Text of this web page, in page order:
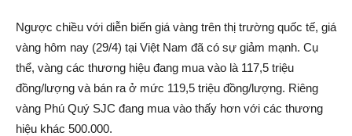
Ngược chiều với diễn biến giá vàng trên thị trường quốc tế, giá
vàng hôm nay (29/4) tại Việt Nam đã có sự giảm mạnh. Cụ
thể, vàng các thương hiệu đang mua vào là 117,5 triệu
đồng/lượng và bán ra ở mức 119,5 triệu đồng/lượng. Riêng
vàng Phú Quý SJC đang mua vào thấy hơn với các thương
hiệu khác 500.000.